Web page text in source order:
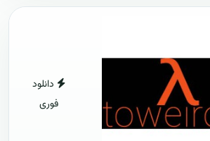
دانلود
فوری